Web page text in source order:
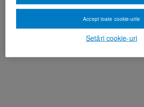
Setări cookie-uri
Accept toate cookie-urile